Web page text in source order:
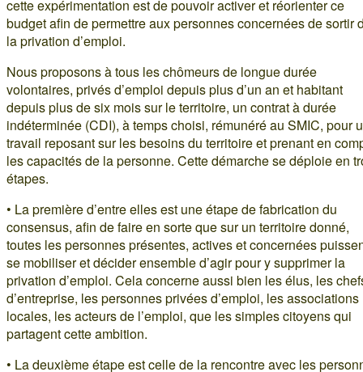
cette expérimentation est de pouvoir activer et réorienter ce
budget afin de permettre aux personnes concernées de sortir
la privation d’emploi.
Nous proposons à tous les chômeurs de longue durée
volontaires, privés d’emploi depuis plus d’un an et habitant
depuis plus de six mois sur le territoire, un contrat à durée
indéterminée (CDI), à temps choisi, rémunéré au SMIC, pour
travail reposant sur les besoins du territoire et prenant en
les capacités de la personne. Cette démarche se déploie en
étapes.
• La première d’entre elles est une étape de fabrication du
consensus, afin de faire en sorte que sur un territoire donné,
toutes les personnes présentes, actives et concernées
se mobiliser et décider ensemble d’agir pour y supprimer la
privation d’emploi. Cela concerne aussi bien les élus, les
d’entreprise, les personnes privées d’emploi, les associations
locales, les acteurs de l’emploi, que les simples citoyens qui
partagent cette ambition.
• La deuxième étape est celle de la rencontre avec les